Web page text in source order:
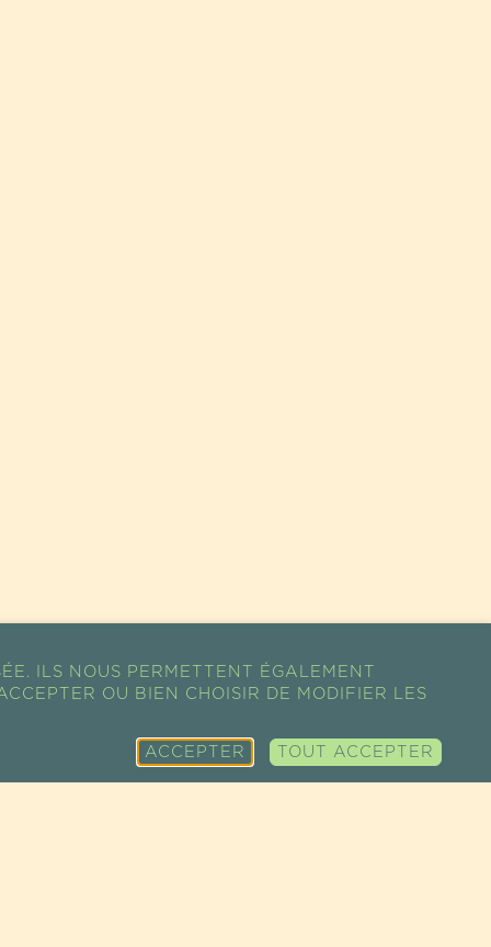
ILS NOUS PERMETTENT ÉGALEMENT
OU BIEN CHOISIR DE MODIFIER LES
ACCEPTER TOUT ACCEPTER